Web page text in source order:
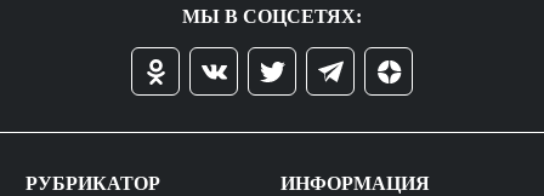
МЫ В СОЦСЕТЯХ:
РУБРИКАТОР ИНФОРМАЦИЯ